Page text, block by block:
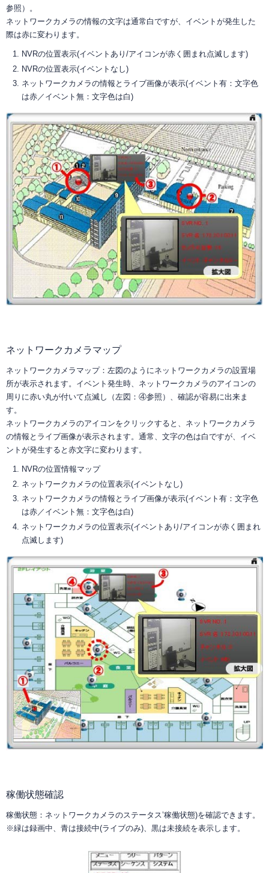
参照）。
ネットワークカメラの情報の文字は通常白ですが、イベントが発生した
際は赤に変わります。
NVRの位置表示(イベントあり/アイコンが赤く囲まれ点滅します)
NVRの位置表示(イベントなし)
ネットワークカメラの情報とライブ画像が表示(イベント有：文字色
は赤／イベント無：文字色は白)
ネットワークカメラマップ
ネットワークカメラマップ：左図のようにネットワークカメラの設置場
所が表示されます。イベント発生時、ネットワークカメラのアイコンの
周りに赤い丸が付いて点滅し（左図：④参照）、確認が容易に出来ま
す。
ネットワークカメラのアイコンをクリックすると、ネットワークカメラ
の情報とライブ画像が表示されます。通常、文字の色は白ですが、イベ
ントが発生すると赤文字に変わります。
NVRの位置情報マップ
ネットワークカメラの位置表示(イベントなし)
ネットワークカメラの情報とライブ画像が表示(イベント有：文字色
は赤／イベント無：文字色は白)
ネットワークカメラの位置表示(イベントあり/アイコンが赤く囲まれ
点滅します)
稼働状態確認
稼働状態：ネットワークカメラのステータス’稼働状態)を確認できます。
※緑は録画中、青は接続中(ライブのみ)、黒は未接続を表示します。